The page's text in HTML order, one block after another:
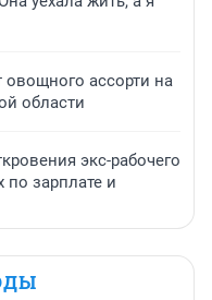
овощного ассорти на
области
экс-рабочего
зарплате и